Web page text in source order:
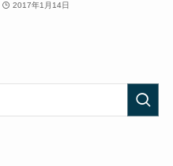
2017年1月14日